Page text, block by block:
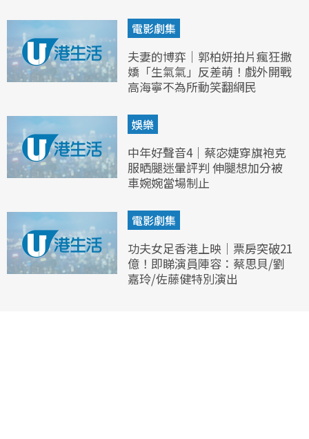
電影劇集
夫妻的博弈｜郭柏妍拍片瘋狂撒
嬌「生氣氣」反差萌！戲外開戰
高海寧不為所動笑翻網民
娛樂
中年好聲音4｜蔡宓婕穿旗袍克
服晒腿迷暈評判 伸腿想加分被
車婉婉當場制止
電影劇集
功夫女足香港上映｜票房突破21
億！即睇演員陣容：蔡思貝/劉
嘉玲/佐藤健特別演出